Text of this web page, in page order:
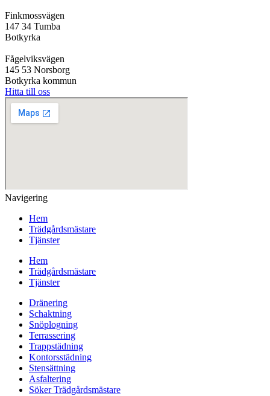
Finkmossvägen
147 34 Tumba
Botkyrka
Fågelviksvägen
145 53 Norsborg
Botkyrka kommun
Hitta till oss
Navigering
Hem
Trädgårdsmästare
Tjänster
Hem
Trädgårdsmästare
Tjänster
Dränering
Schaktning
Snöplogning
Terrassering
Trappstädning
Kontorsstädning
Stensättning
Asfaltering
Söker Trädgårdsmästare